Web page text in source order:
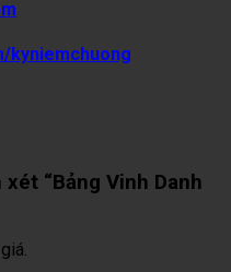
kyniemchuong
“Bảng Vinh Danh